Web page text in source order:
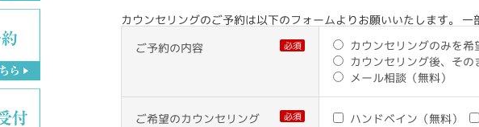
カウンセリングのご予約は以下のフォームよりお願いいたします。 一
ご予約の内容 必須
カウンセリングのみを希
カウンセリング後、その
メール相談（無料）
ご希望のカウンセリング 必須 ハンドベイン（無料）